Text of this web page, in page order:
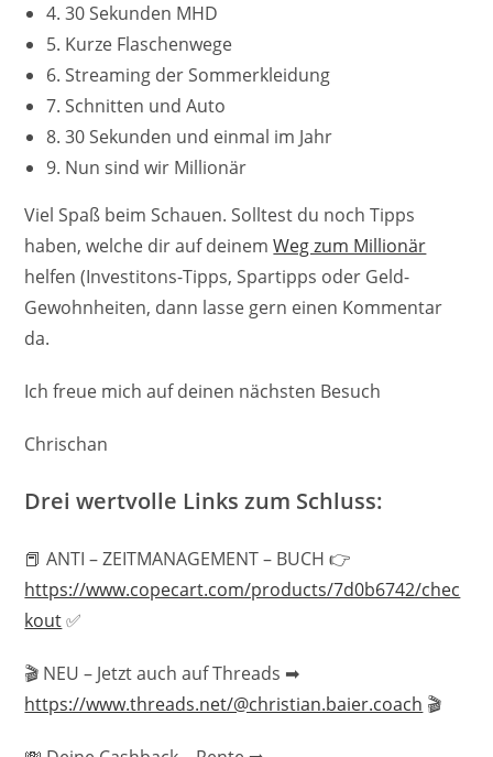
4. 30 Sekunden MHD
5. Kurze Flaschenwege
6. Streaming der Sommerkleidung
7. Schnitten und Auto
8. 30 Sekunden und einmal im Jahr
9. Nun sind wir Millionär
Viel Spaß beim Schauen. Solltest du noch Tipps
haben, welche dir auf deinemWeg zum Millionär
helfen (Investitons-Tipps, Spartipps oder Geld-
Gewohnheiten, dann lasse gern einen Kommentar
da.
Ich freue mich auf deinen nächsten Besuch
Chrischan
Drei wertvolle Links zum Schluss:
📕 ANTI – ZEITMANAGEMENT – BUCH 👉
https://www.copecart.com/products/7d0b6742/chec
kout✅
🎬 NEU – Jetzt auch auf Threads ➡
https://www.threads.net/@christian.baier.coach 🎬